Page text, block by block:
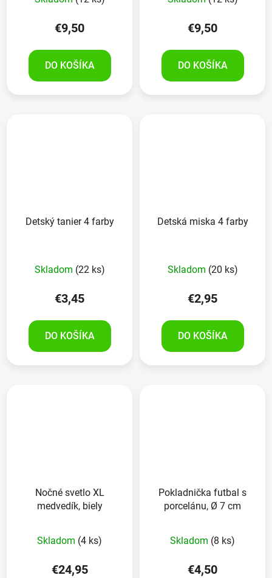
€9,50
DO KOŠÍKA
€9,50
DO KOŠÍKA
Detský tanier 4 farby
Skladom (22 ks)
€3,45
DO KOŠÍKA
Detská miska 4 farby
Skladom (20 ks)
€2,95
DO KOŠÍKA
Nočné svetlo XL
medvedík, biely
Skladom (4 ks)
€24,95
Pokladnička futbal s
porcelánu, Ø 7 cm
Skladom (8 ks)
€4,50